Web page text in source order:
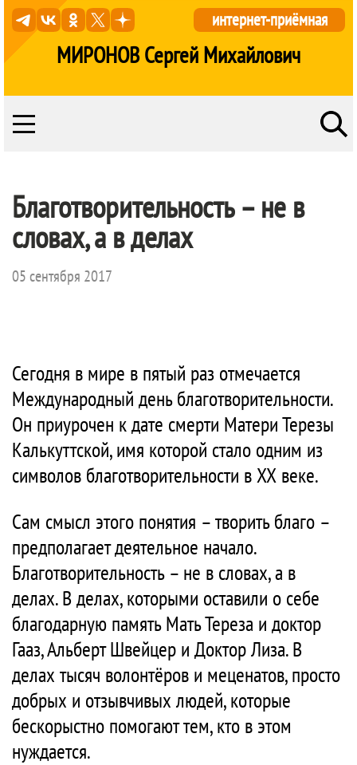
МИРОНОВ Сергей Михайлович
интернет-приёмная
Благотворительность – не в
словах, а в делах
05 сентября 2017
Сегодня в мире в пятый раз отмечается
Международный день благотворительности.
Он приурочен к дате смерти Матери Терезы
Калькуттской, имя которой стало одним из
символов благотворительности в ХХ веке.
Сам смысл этого понятия – творить благо –
предполагает деятельное начало.
Благотворительность – не в словах, а в
делах. В делах, которыми оставили о себе
благодарную память Мать Тереза и доктор
Гааз, Альберт Швейцер и Доктор Лиза. В
делах тысяч волонтёров и меценатов, просто
добрых и отзывчивых людей, которые
бескорыстно помогают тем, кто в этом
нуждается.